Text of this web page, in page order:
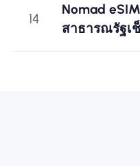
14
Nomad
สาธารณรัฐเ